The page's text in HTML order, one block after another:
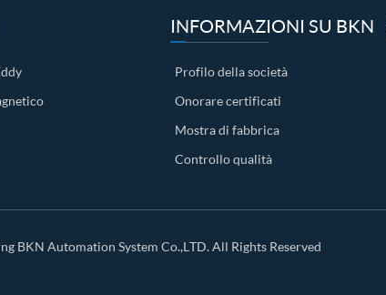
INFORMAZIONI SU BKN
Profilo della società
Onorare certificati
Mostra di fabbrica
Controllo qualità
BKN Automation System Co.,LTD.All Rights Reserved